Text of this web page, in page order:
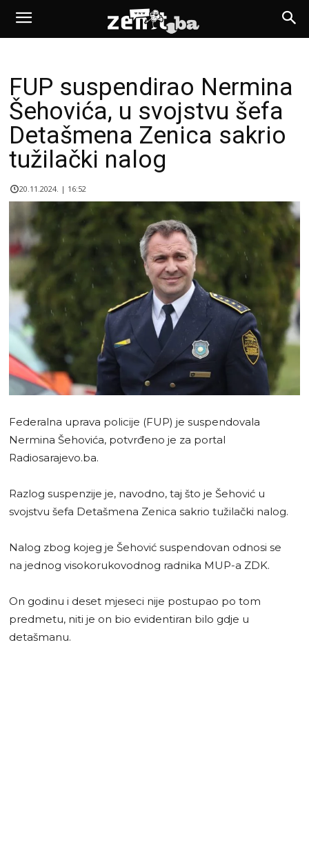
FUP suspendirao Nermina
Šehovića, u svojstvu šefa
Detašmena Zenica sakrio
tužilački nalog
20.11.2024. | 16:52
Federalna uprava policije (FUP) je suspendovala
Nermina Šehovića, potvrđeno je za portal
Radiosarajevo.ba.
Razlog suspenzije je, navodno, taj što je Šehović u
svojstvu šefa Detašmena Zenica sakrio tužilački nalog.
Nalog zbog kojeg je Šehović suspendovan odnosi se
na jednog visokorukovodnog radnika MUP-a ZDK.
On godinu i deset mjeseci nije postupao po tom
predmetu, niti je on bio evidentiran bilo gdje u
detašmanu.